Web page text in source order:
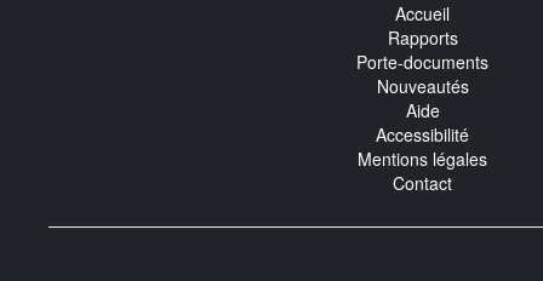
Accueil
Rapports
Porte-documents
Nouveautés
Aide
Accessibilité
Mentions légales
Contact